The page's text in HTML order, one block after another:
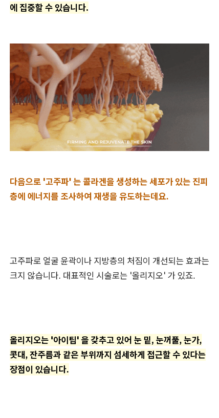
에 집중할 수 있습니다.
다음으로 '고주파' 는 콜라겐을 생성하는 세포가 있는 진피
층에 에너지를 조사하여 재생을 유도하는데요.
고주파로 얼굴 윤곽이나 지방층의 처짐이 개선되는 효과는
크지 않습니다. 대표적인 시술로는 '올리지오' 가 있죠.
올리지오는 '아이팁' 을 갖추고 있어 눈 밑, 눈꺼풀, 눈가,
콧대, 잔주름과 같은 부위까지 섬세하게 접근할 수 있다는
장점이 있습니다.